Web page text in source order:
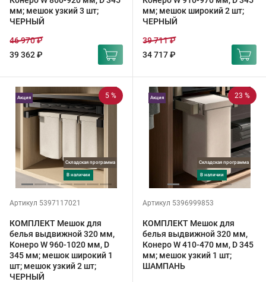
мм; мешок узкий 3 шт;
ЧЕРНЫЙ
39 362 ₽
46 970 ₽
мм; мешок широкий 2 шт;
ЧЕРНЫЙ
34 717 ₽
39 711 ₽
5 %
Складская программа
в наличии
Акция
Артикул 5397117021
КОМПЛЕКТ Мешок для
белья выдвижной 320 мм,
Конеро W 960-1020 мм, D
345 мм; мешок широкий 1
шт; мешок узкий 2 шт;
ЧЕРНЫЙ
23 %
Складская программа
в наличии
Акция
Артикул 5396999853
КОМПЛЕКТ Мешок для
белья выдвижной 320 мм,
Конеро W 410-470 мм, D 345
мм; мешок узкий 1 шт;
ШАМПАНЬ